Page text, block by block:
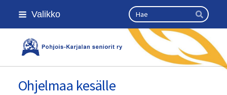
Siirry
sivun
Valikko Haku
Hae
Kansallinen senioriliitto
Ohjelmaa kesälle